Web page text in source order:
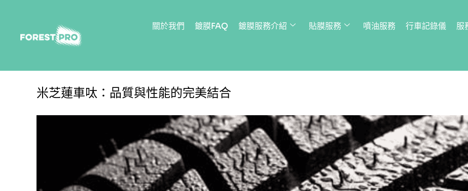
關於我們 鍍膜FAQ 鍍膜服務介紹 貼膜服務 噴油服務 行車記錄儀 服
米芝蓮車呔：品質與性能的完美結合